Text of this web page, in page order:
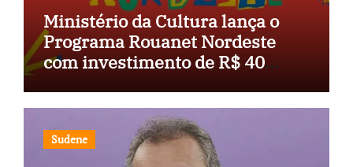
Ministério da Cultura lança o
Programa Rouanet Nordeste
com investimento de R$ 40
Sudene